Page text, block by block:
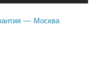
— Москва